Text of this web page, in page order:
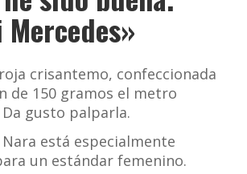
crisantemo, confeccionada
de 150 gramos el metro
gusto palparla.
está especialmente
un estándar femenino.